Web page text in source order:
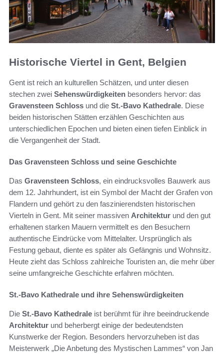
Historische Viertel in Gent, Belgien
Gent ist reich an kulturellen Schätzen, und unter diesen
stechen zwei Sehenswürdigkeiten besonders hervor: das
Gravensteen Schloss und die St.-Bavo Kathedrale. Diese
beiden historischen Stätten erzählen Geschichten aus
unterschiedlichen Epochen und bieten einen tiefen Einblick in
die Vergangenheit der Stadt.
Das Gravensteen Schloss und seine Geschichte
Das Gravensteen Schloss, ein eindrucksvolles Bauwerk aus
dem 12. Jahrhundert, ist ein Symbol der Macht der Grafen von
Flandern und gehört zu den faszinierendsten historischen
Vierteln in Gent. Mit seiner massiven Architektur und den gut
erhaltenen starken Mauern vermittelt es den Besuchern
authentische Eindrücke vom Mittelalter. Ursprünglich als
Festung gebaut, diente es später als Gefängnis und Wohnsitz.
Heute zieht das Schloss zahlreiche Touristen an, die mehr über
seine umfangreiche Geschichte erfahren möchten.
St.-Bavo Kathedrale und ihre Sehenswürdigkeiten
Die St.-Bavo Kathedrale ist berühmt für ihre beeindruckende
Architektur und beherbergt einige der bedeutendsten
Kunstwerke der Region. Besonders hervorzuheben ist das
Meisterwerk „Die Anbetung des Mystischen Lammes“ von Jan